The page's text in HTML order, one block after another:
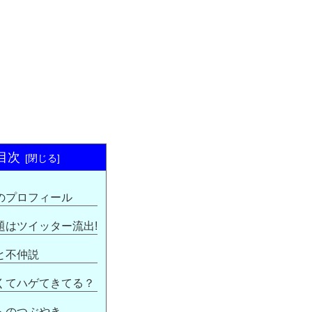
次
プロフィール
はツイッター流出!
不仲説
てハゲてきてる？